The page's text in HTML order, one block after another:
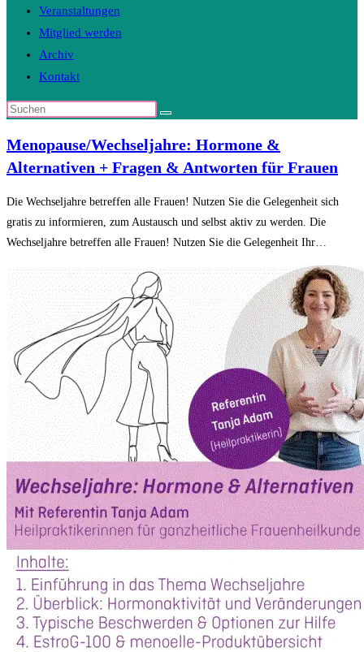
Veranstaltungen
Mitglied werden
Archiv
Kontakt
Diese
durchsuchen
Menopause/Wechseljahre: Hormone &
Alternativen + Fragen & Antworten für Frauen
Die Wechseljahre betreffen alle Frauen! Nutzen Sie die Gelegenheit sich
gratis zu informieren, zum Austausch und selbst aktiv zu werden. Die
Wechseljahre betreffen alle Frauen! Nutzen Sie die Gelegenheit Ihr…